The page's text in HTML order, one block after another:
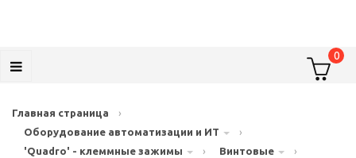
0
Главная страница
›
Оборудование автоматизации и ИТ
›
'Quadro' - клеммные зажимы
› Винтовые
›